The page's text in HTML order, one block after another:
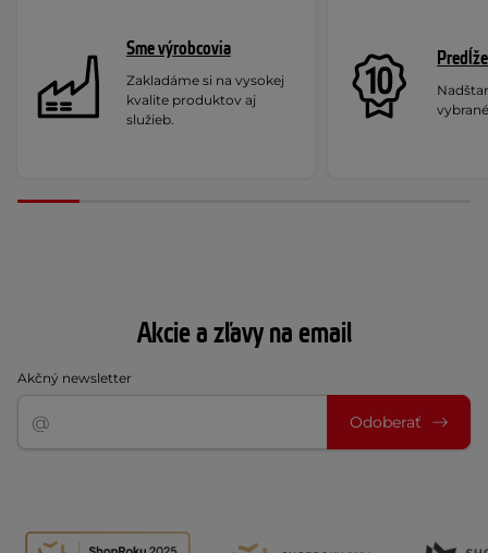
Sme výrobcovia
Zakladáme si na vysokej
kvalite produktov aj
služieb.
Akcie a zľavy na email
Akčný newsletter
Odoberať